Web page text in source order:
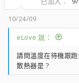
10/24/09
eLove 說：
請問溫度在待機跟
散熱器是 ?